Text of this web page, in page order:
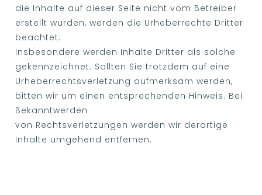
die Inhalte auf dieser Seite nicht vom Betreiber
erstellt wurden, werden die Urheberrechte Dritter
beachtet.
Insbesondere werden Inhalte Dritter als solche
gekennzeichnet. Sollten Sie trotzdem auf eine
Urheberrechtsverletzung aufmerksam werden,
bitten wir um einen entsprechenden Hinweis. Bei
Bekanntwerden
von Rechtsverletzungen werden wir derartige
Inhalte umgehend entfernen.